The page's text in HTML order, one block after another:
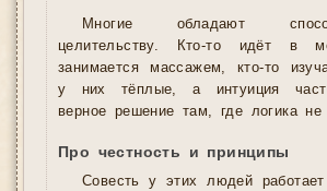
Многие обладают
целительству. Кто-то идёт в
занимается массажем, кто-то
у них тёплые, а интуиция
верное решение там, где логика не
Про честность и принципы
Совесть у этих людей